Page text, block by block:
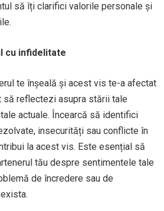
să îți clarifici valorile personale și
cu infidelitate
te înșeală și acest vis te-a afectat
să reflectezi asupra stării tale
actuale. Încearcă să identifici
insecurități sau conflicte în
la acest vis. Este esențial să
tău despre sentimentele tale
de încredere sau de